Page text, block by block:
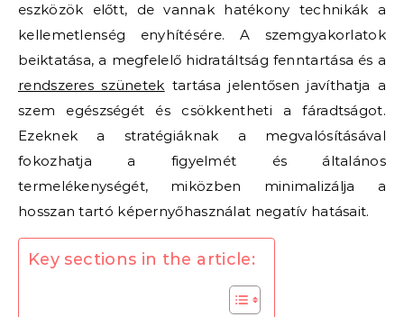
eszközök előtt, de vannak hatékony technikák a
kellemetlenség enyhítésére. A szemgyakorlatok
beiktatása, a megfelelő hidratáltság fenntartása és a
rendszeres szünetek tartása jelentősen javíthatja a
szem egészségét és csökkentheti a fáradtságot.
Ezeknek a stratégiáknak a megvalósításával
fokozhatja a figyelmét és általános
termelékenységét, miközben minimalizálja a
hosszan tartó képernyőhasználat negatív hatásait.
Key sections in the article: